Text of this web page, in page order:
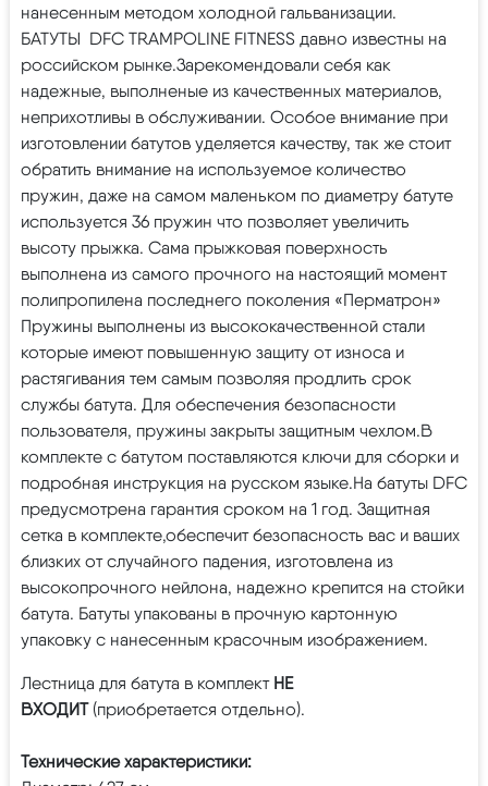
нанесенным методом холодной гальванизации.
БАТУТЫ DFC TRAMPOLINE FITNESS давно известны на
российском рынке.Зарекомендовали себя как
надежные, выполненые из качественных материалов,
неприхотливы в обслуживании. Особое внимание при
изготовлении батутов уделяется качеству, так же стоит
обратить внимание на используемое количество
пружин, даже на самом маленьком по диаметру батуте
используется 36 пружин что позволяет увеличить
высоту прыжка. Сама прыжковая поверхность
выполнена из самого прочного на настоящий момент
полипропилена последнего поколения «Перматрон»
Пружины выполнены из высококачественной стали
которые имеют повышенную защиту от износа и
растягивания тем самым позволяя продлить срок
службы батута. Для обеспечения безопасности
пользователя, пружины закрыты защитным чехлом.В
комплекте с батутом поставляются ключи для сборки и
подробная инструкция на русском языке.На батуты DFC
предусмотрена гарантия сроком на 1 год. Защитная
сетка в комплекте,обеспечит безопасность вас и ваших
близких от случайного падения, изготовлена из
высокопрочного нейлона, надежно крепится на стойки
батута. Батуты упакованы в прочную картонную
упаковку с нанесенным красочным изображением.
Лестница для батута в комплект НЕ
ВХОДИТ(приобретается отдельно).
Технические характеристики: